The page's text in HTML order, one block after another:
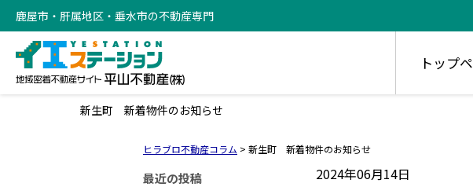
鹿屋市・肝属地区・垂水市の不動産専門
トップ
新生町 新着物件のお知らせ
ヒラブロ不動産コラム > 新生町 新着物件のお知らせ
最近の投稿 2024年06月14日